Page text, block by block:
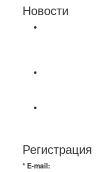
Новости
Регистрация
* E-mail: